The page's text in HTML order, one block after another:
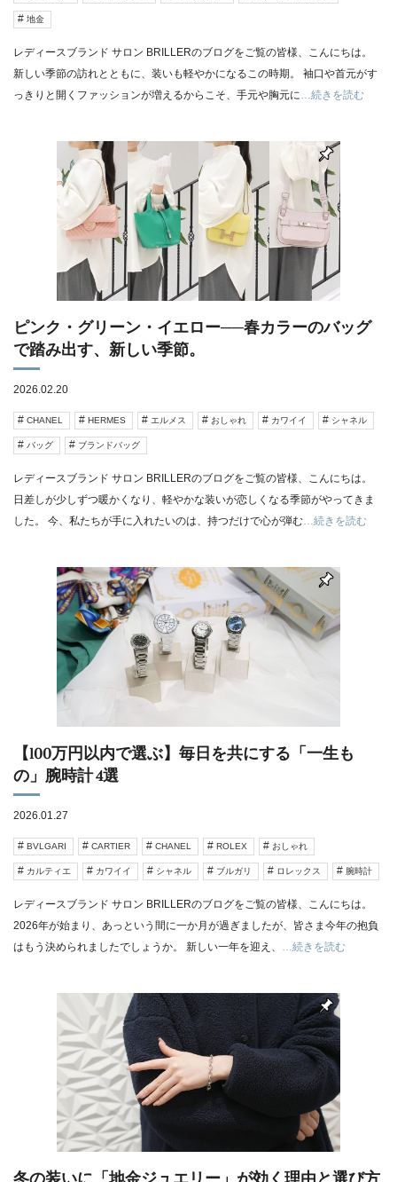
地金
レディースブランド サロン BRILLERのブログをご覧の皆様、こんにちは。
新しい季節の訪れとともに、装いも軽やかになるこの時期。 袖口や首元がす
っきりと開くファッションが増えるからこそ、手元や胸元に…続きを読む
ピンク・グリーン・イエロー──春カラーのバッグ
で踏み出す、新しい季節。
2026.02.20
CHANEL HERMES エルメス おしゃれ カワイイ シャネル
バッグ ブランドバッグ
レディースブランド サロン BRILLERのブログをご覧の皆様、こんにちは。
日差しが少しずつ暖かくなり、軽やかな装いが恋しくなる季節がやってきま
した。 今、私たちが手に入れたいのは、持つだけで心が弾む …続きを読む
【100万円以内で選ぶ】毎日を共にする「一生も
の」腕時計 4選
2026.01.27
BVLGARI CARTIER CHANEL ROLEX おしゃれ
カルティエ カワイイ シャネル ブルガリ ロレックス 腕時計
レディースブランド サロン BRILLERのブログをご覧の皆様、こんにちは。
2026年が始まり、あっという間に一か月が過ぎましたが、皆さま今年の抱負
はもう決められましたでしょうか。 新しい一年を迎え、
…続きを読む